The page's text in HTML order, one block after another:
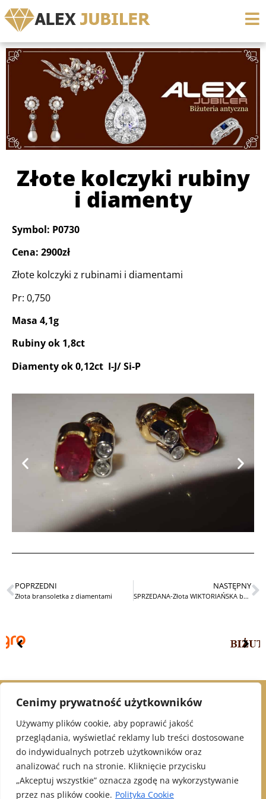
Cenimy prywatność użytkowników
Używamy plików cookie, aby poprawić jakość
przeglądania, wyświetlać reklamy lub treści dostosowane
do indywidualnych potrzeb użytkowników oraz
analizować ruch na stronie. Kliknięcie przycisku
„Akceptuj wszystkie” oznacza zgodę na wykorzystywanie
przez nas plików cookie. Polityka Cookie
Złote kolczyki rubiny
i diamenty
Symbol: P0730
Cena: 2900zł
Złote kolczyki z rubinami i diamentami
Pr: 0,750
Masa 4,1g
Rubiny ok 1,8ct
Diamenty ok 0,12ct I-J/ Si-P
POPRZEDNI
Złota bransoletka z diamentami
NASTĘPNY
SPRZEDANA-Złota WIKTORIAŃSKA bransoletka z granatem XIXw
© 2021 Alex Jubiler
INFORMACJE:
Polityka Prywatności
Klauzula informacyjna - newsletter